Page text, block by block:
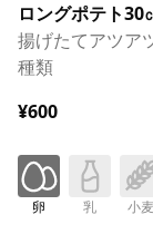
ロングポテト
揚げたてアツア
種類
¥600
卵 乳 小麦